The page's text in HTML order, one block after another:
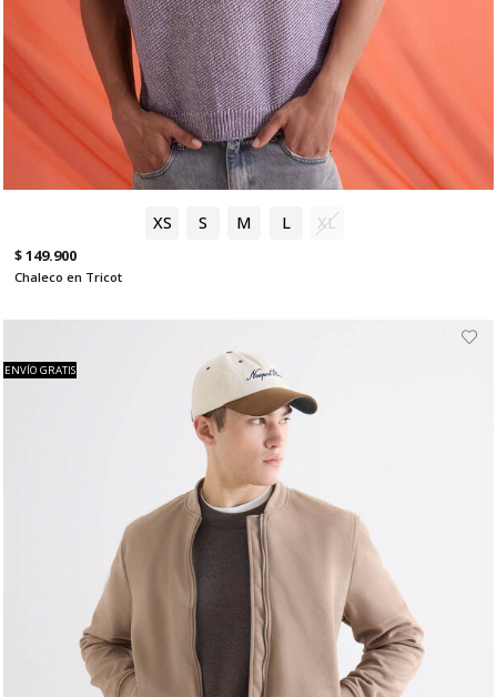
XS S M L XL
$ 149.900
Chaleco en Tricot
ENVÍO GRATIS